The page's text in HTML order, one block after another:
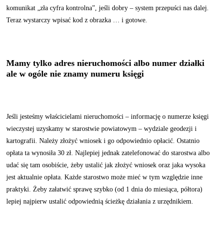
komunikat „zła cyfra kontrolna”, jeśli dobry – system przepuści nas dalej.
Teraz wystarczy wpisać kod z obrazka … i gotowe.
Mamy tylko adres nieruchomości albo numer działki
ale w ogóle nie znamy numeru księgi
Jeśli jesteśmy właścicielami nieruchomości – informację o numerze księgi
wieczystej uzyskamy w starostwie powiatowym – wydziale geodezji i
kartografii. Należy złożyć wniosek i go odpowiednio opłacić. Ostatnio
opłata ta wynosiła 30 zł. Najlepiej jednak zatelefonować do starostwa albo
udać się tam osobiście, żeby ustalić jak złożyć wniosek oraz jaka wysoka
jest aktualnie opłata. Każde starostwo może mieć w tym względzie inne
praktyki. Żeby załatwić sprawę szybko (od 1 dnia do miesiąca, półtora)
lepiej najpierw ustalić odpowiednią ścieżkę działania z urzędnikiem.